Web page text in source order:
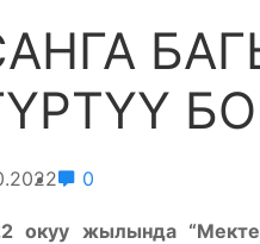
0
окуу жылында